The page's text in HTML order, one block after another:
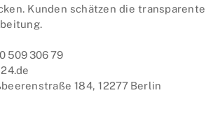
Kunden schätzen die
509 306 79
184, 12277 Berlin